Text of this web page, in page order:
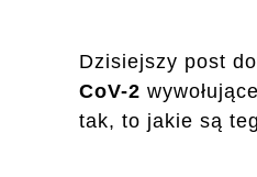
Dzisiejszy post
CoV-2
tak, to jakie są